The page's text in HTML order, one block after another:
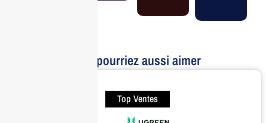
Vous pourriez aussi aimer
Top Ventes